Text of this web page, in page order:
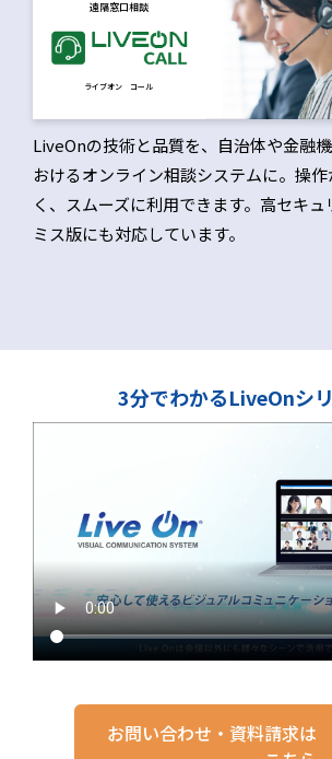
遠隔窓口相談
ライブオン コール
LiveOnの技術と品質を、自治体や金融
おけるオンライン相談システムに。操
く、スムーズに利用できます。高セキ
ミス版にも対応しています。
3分でわかるLiveOnシ
お問い合わせ・資料請求は